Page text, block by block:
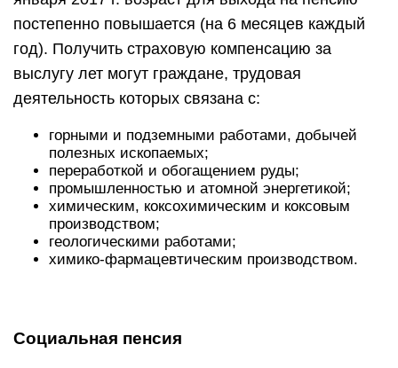
постепенно повышается (на 6 месяцев каждый
год). Получить страховую компенсацию за
выслугу лет могут граждане, трудовая
деятельность которых связана с:
горными и подземными работами, добычей
полезных ископаемых;
переработкой и обогащением руды;
промышленностью и атомной энергетикой;
химическим, коксохимическим и коксовым
производством;
геологическими работами;
химико-фармацевтическим производством.
Социальная пенсия